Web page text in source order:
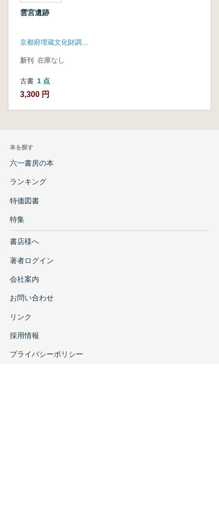
雲宮遺跡
新刊 在庫なし
古書 1 点
3,300 円
本を探す
六一書房の本
ランキング
特価図書
特集
書店様へ
著者ログイン
会社案内
お問い合わせ
リンク
採用情報
プライバシーポリシー